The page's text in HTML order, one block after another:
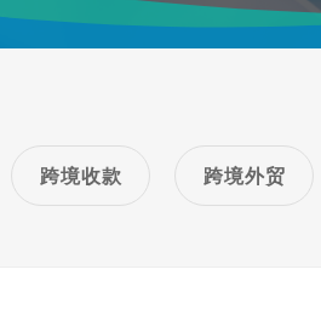
跨境收款 跨境外贸